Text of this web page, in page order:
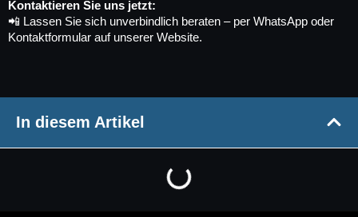
Kontaktieren Sie uns jetzt:
📲 Lassen Sie sich unverbindlich beraten – per WhatsApp oder
Kontaktformular auf unserer Website.
In diesem Artikel